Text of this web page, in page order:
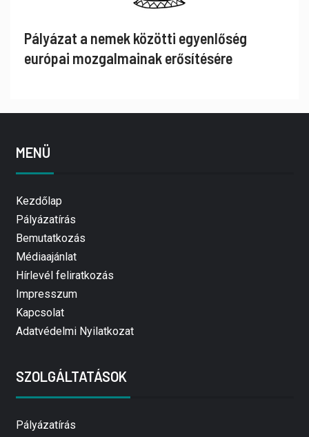
Pályázat a nemek közötti egyenlőség
európai mozgalmainak erősítésére
MENÜ
Kezdőlap
Pályázatírás
Bemutatkozás
Médiaajánlat
Hírlevél feliratkozás
Impresszum
Kapcsolat
Adatvédelmi Nyilatkozat
SZOLGÁLTATÁSOK
Pályázatírás